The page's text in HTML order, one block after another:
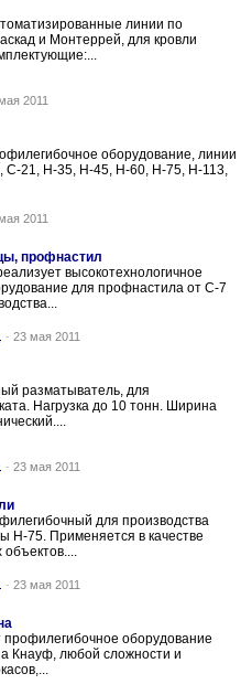
линии по
и Монтеррей, для кровли
2011
оборудование, линии
С-21, Н-35, Н-45, Н-60, Н-75, Н-113,
2011
профнастил
высокотехнологичное
для профнастила от С-7
- 23 мая 2011
разматыватель, для
Нагрузка до 10 тонн. Ширина
- 23 мая 2011
для производства
Н-75. Применяется в качестве
- 23 мая 2011
оборудование
Кнауф, любой сложности и